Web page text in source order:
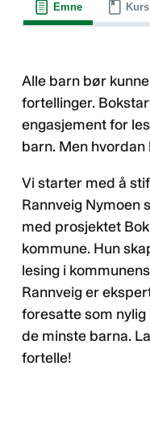
Emne
Alle barn bør
fortellinger.
engasjement for
barn. Men
Vi starter med å
Rannveig Nymoen
med prosjektet
kommune. Hun
lesing i
Rannveig er
foresatte som
de minste barna.
fortelle!